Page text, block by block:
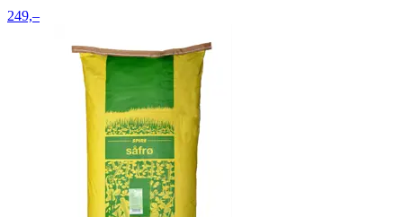
249,–